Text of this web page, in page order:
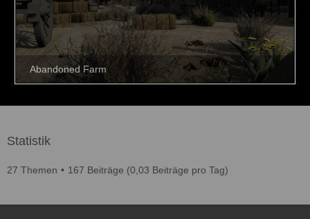
Statistik
27 Themen 167 Beiträge (0,03 Beiträge pro Tag)